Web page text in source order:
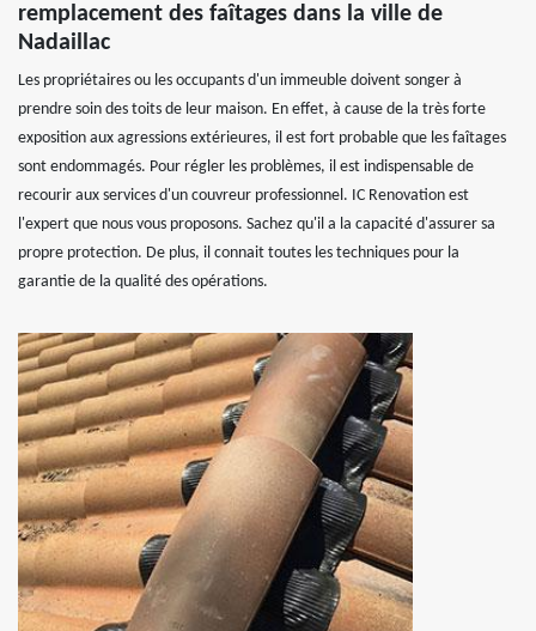
remplacement des faîtages dans la ville de
Nadaillac
Les propriétaires ou les occupants d'un immeuble doivent songer à
prendre soin des toits de leur maison. En effet, à cause de la très forte
exposition aux agressions extérieures, il est fort probable que les faîtages
sont endommagés. Pour régler les problèmes, il est indispensable de
recourir aux services d'un couvreur professionnel. IC Renovation est
l'expert que nous vous proposons. Sachez qu'il a la capacité d'assurer sa
propre protection. De plus, il connait toutes les techniques pour la
garantie de la qualité des opérations.